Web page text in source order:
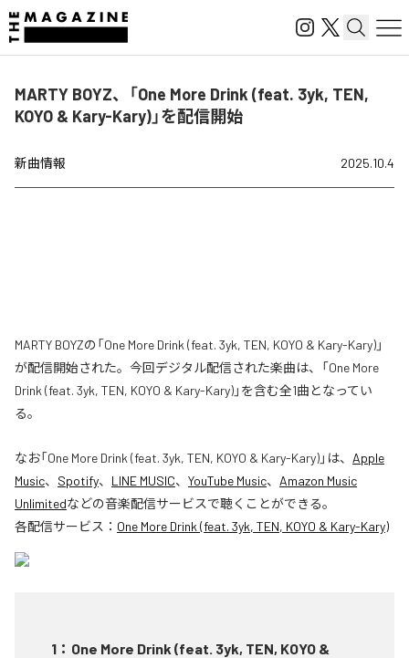
MARTY BOYZ、「One More Drink (feat. 3yk, TEN,
KOYO & Kary-Kary)」を配信開始
新曲情報 2025.10.4
MARTY BOYZの「One More Drink (feat. 3yk, TEN, KOYO & Kary-Kary)」
が配信開始された。今回デジタル配信された楽曲は、「One More
Drink (feat. 3yk, TEN, KOYO & Kary-Kary)」を含む全1曲となってい
る。
なお「One More Drink (feat. 3yk, TEN, KOYO & Kary-Kary)」は、 Apple
Music、 Spotify、 LINE MUSIC、 YouTube Music、 Amazon Music
Unlimitedなどの音楽配信サービスで聴くことができる。
各配信サービス： One More Drink (feat. 3yk, TEN, KOYO & Kary-Kary)
1 ： One More Drink (feat. 3yk, TEN, KOYO &